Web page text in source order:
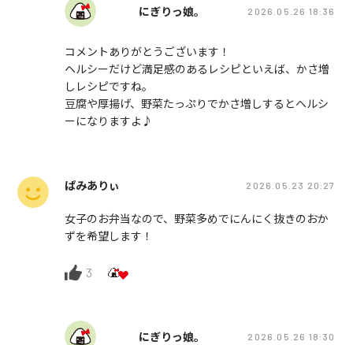
にぎりっ娘。 2026.05.26 18:36
コメントありがとうございます！
ヘルシーだけど満足感のあるレシピといえば、かさ増
しレシピですね。
豆腐や厚揚げ、野菜たっぷりでかさ増しするとヘルシ
ーになりますよ♪
ぱみありぃ 2026.05.23 20:27
女子のお弁当なので、野菜多めでにんにく抜きのおか
ずを希望します！
3
にぎりっ娘。 2026.05.26 18:30